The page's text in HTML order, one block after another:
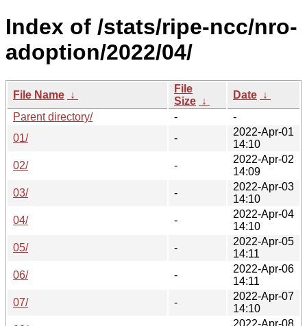
Index of /stats/ripe-ncc/nro-
adoption/2022/04/
File Name ↓
File
Size ↓
Date ↓
Parent directory/
-
-
01/
-
2022-Apr-01
14:10
02/
-
2022-Apr-02
14:09
03/
-
2022-Apr-03
14:10
04/
-
2022-Apr-04
14:10
05/
-
2022-Apr-05
14:11
06/
-
2022-Apr-06
14:11
07/
-
2022-Apr-07
14:10
2022-Apr-08